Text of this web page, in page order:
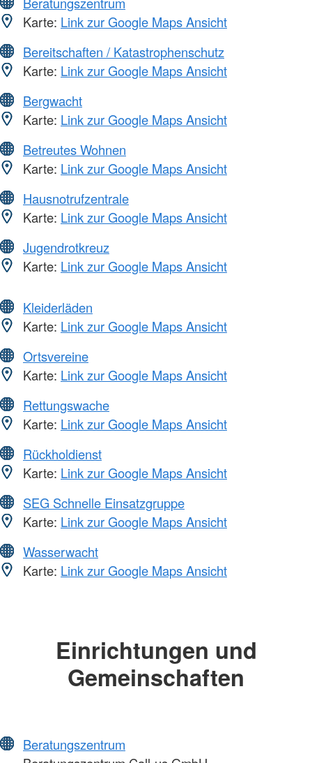
Karte: Link zur Google Maps Ansicht
Bereitschaften / Katastrophenschutz
Karte: Link zur Google Maps Ansicht
Bergwacht
Karte: Link zur Google Maps Ansicht
Betreutes Wohnen
Karte: Link zur Google Maps Ansicht
Hausnotrufzentrale
Karte: Link zur Google Maps Ansicht
Jugendrotkreuz
Karte: Link zur Google Maps Ansicht
Kleiderläden
Karte: Link zur Google Maps Ansicht
Ortsvereine
Karte: Link zur Google Maps Ansicht
Rettungswache
Karte: Link zur Google Maps Ansicht
Rückholdienst
Karte: Link zur Google Maps Ansicht
SEG Schnelle Einsatzgruppe
Karte: Link zur Google Maps Ansicht
Wasserwacht
Karte: Link zur Google Maps Ansicht
Einrichtungen und
Gemeinschaften
Beratungszentrum